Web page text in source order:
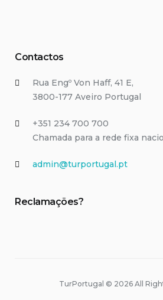
Contactos
Rua Engº Von Haff, 41 E,
3800-177 Aveiro Portugal
+351 234 700 700
Chamada para a rede fixa
admin@turportugal.pt
Reclamações?
TurPortugal © 2026 All